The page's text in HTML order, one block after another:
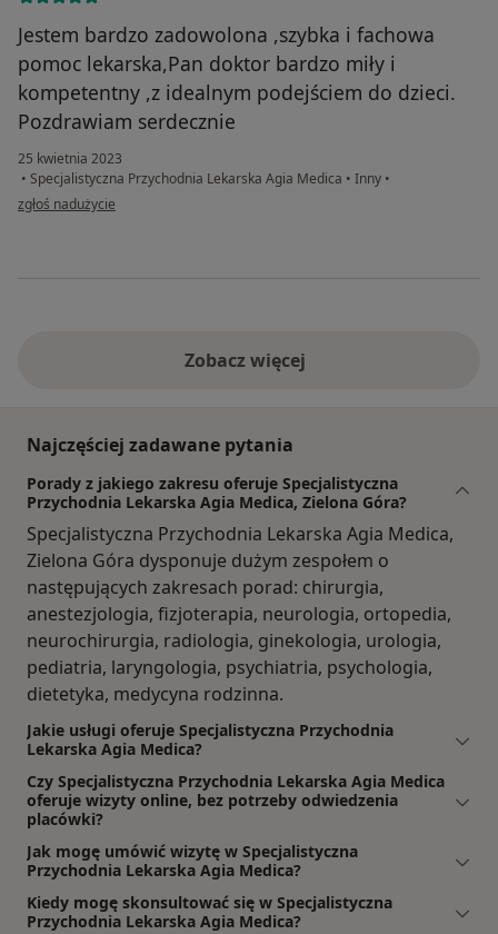
Jestem bardzo zadowolona ,szybka i fachowa
pomoc lekarska,Pan doktor bardzo miły i
kompetentny ,z idealnym podejściem do dzieci.
Pozdrawiam serdecznie
25 kwietnia 2023
• Specjalistyczna Przychodnia Lekarska Agia Medica • Inny •
w opinii użytkownika Marlena Marciniak
zgłoś nadużycie
Zobacz więcej
Najczęściej zadawane pytania
Porady z jakiego zakresu oferuje Specjalistyczna
Przychodnia Lekarska Agia Medica, Zielona Góra?
Specjalistyczna Przychodnia Lekarska Agia Medica,
Zielona Góra dysponuje dużym zespołem o
następujących zakresach porad: chirurgia,
anestezjologia, fizjoterapia, neurologia, ortopedia,
neurochirurgia, radiologia, ginekologia, urologia,
pediatria, laryngologia, psychiatria, psychologia,
dietetyka, medycyna rodzinna.
Jakie usługi oferuje Specjalistyczna Przychodnia
Lekarska Agia Medica?
Czy Specjalistyczna Przychodnia Lekarska Agia Medica
oferuje wizyty online, bez potrzeby odwiedzenia
placówki?
Jak mogę umówić wizytę w Specjalistyczna
Przychodnia Lekarska Agia Medica?
Kiedy mogę skonsultować się w Specjalistyczna
Przychodnia Lekarska Agia Medica?